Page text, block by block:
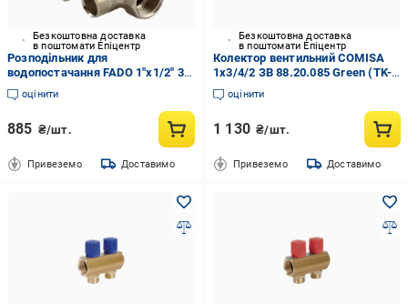
Безкоштовна доставка
в поштомати Епіцентр
Розподільник для
водопостачання FADO 1"x1/2" 3
вентильний (TK-KVR13)
оцінити
885 ₴/шт.
Привеземо Доставимо
Безкоштовна доставка
в поштомати Епіцентр
Колектор вентильний COMISA
1х3/4/2 ЗВ 88.20.085 Green (TK-
CL062400203N)
оцінити
1 130 ₴/шт.
Привеземо Доставимо